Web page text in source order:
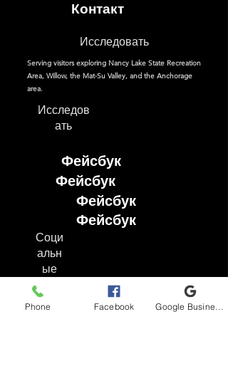
Контакт
Исследовать
Serving visitors exploring Nancy Lake State Recreation
Area, Willow, the Mat-Su Valley, and the Anchorage
area.
Исследов
ать
Фейсбук
Фейсбук
Фейсбук
Фейсбук
Соци
альн
ые
Phone Facebook